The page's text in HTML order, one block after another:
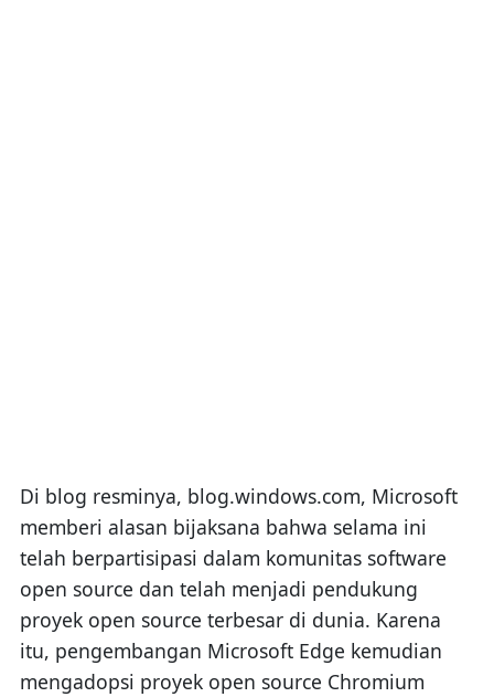
Di blog resminya, blog.windows.com, Microsoft
memberi alasan bijaksana bahwa selama ini
telah berpartisipasi dalam komunitas software
open source dan telah menjadi pendukung
proyek open source terbesar di dunia. Karena
itu, pengembangan Microsoft Edge kemudian
mengadopsi proyek open source Chromium